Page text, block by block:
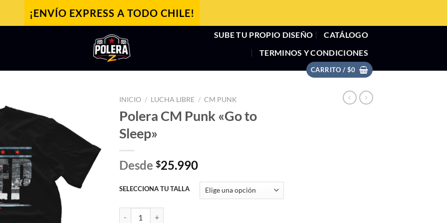
¡ENVÍO EXPRESS A TODO CHILE!
SUBE TU PROPIO DISEÑO
CATÁLOGO
TERMINOS Y CONDICIONES
CARRITO / $0
INICIO / LUCHA LIBRE / CM PUNK
Polera CM Punk «Go to
Sleep»
Desde $25.990
SELECCIONA TU TALLA